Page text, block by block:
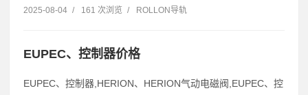
2025-08-04 / 161 次浏览 / ROLLON导轨
EUPEC、控制器价格
EUPEC、控制器,HERION、HERION气动电磁阀,EUPEC、控